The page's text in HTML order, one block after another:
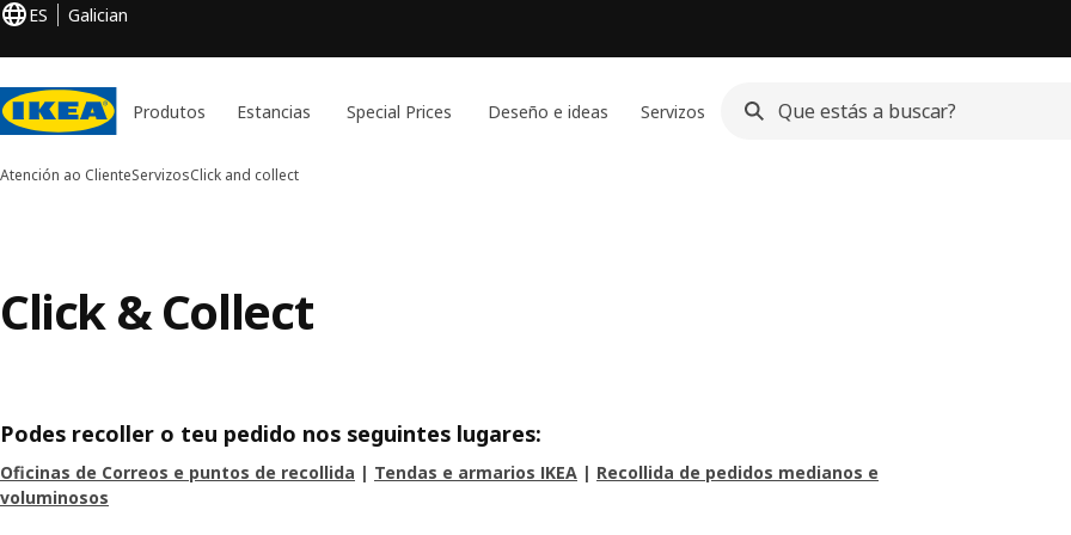
ES Galician
Produtos Estancias Special Prices Deseño e ideas Servizos
Atención ao ClienteServizosClick and collect
Click & Collect
Podes recoller o teu pedido nos seguintes lugares:
Oficinas de Correos e puntos de recollida | Tendas e armarios IKEA | Recollida de pedidos medianos e
voluminosos